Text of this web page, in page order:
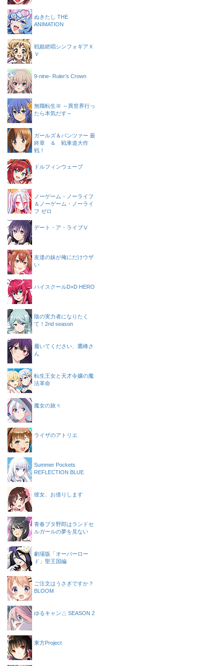
ぬきたし THE
ANIMATION
戦姫絶唱シンフォギアＸ
Ｖ
9-nine- Ruler’s Crown
無職転生Ⅲ ～異世界行っ
たら本気だす～
ガールズ＆パンツァー 最
終章 ＆ 戦車道大作
戦！
ドルフィンウェーブ
ノーゲーム・ノーライフ
＆ノーゲーム・ノーライ
フ ゼロ
デート・ア・ライブⅤ
友達の妹が俺にだけウザ
い
ハイスクールD×D HERO
陰の実力者になりたく
て！2nd season
履いてください、鷹峰さ
ん
転生王女と天才令嬢の魔
法革命
魔女の旅々
ライザのアトリエ
Summer Pockets
REFLECTION BLUE
彼女、お借りします
青春ブタ野郎はランドセ
ルガールの夢を見ない
劇場版「オーバーロー
ド」聖王国編
ご注文はうさぎですか？
BLOOM
ゆるキャン△ SEASON 2
東方Project